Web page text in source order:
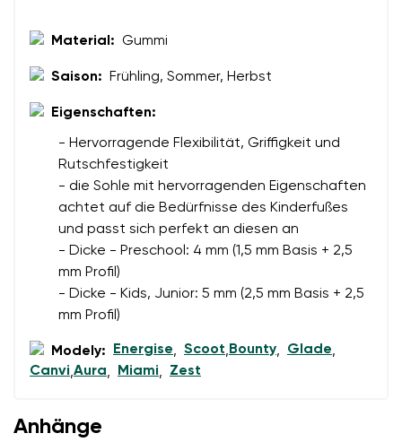
Material: Gummi
Saison: Frühling, Sommer, Herbst
Eigenschaften:
- Hervorragende Flexibilität, Griffigkeit und
Rutschfestigkeit
- die Sohle mit hervorragenden Eigenschaften
achtet auf die Bedürfnisse des Kinderfußes
und passt sich perfekt an diesen an
- Dicke - Preschool: 4 mm (1,5 mm Basis + 2,5
mm Profil)
- Dicke - Kids, Junior: 5 mm (2,5 mm Basis + 2,5
mm Profil)
Modely: Energise, Scoot, Bounty, Glade,
Canvi,Aura, Miami, Zest
Anhänge
personenbezogenen Daten im Sinne von
einverstanden.
Bewertung hinzufügen